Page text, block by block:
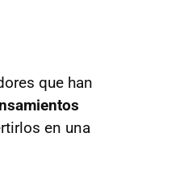
que han
en una